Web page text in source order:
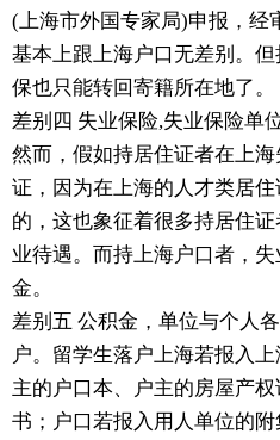
(上海市外国专家局)申报，经
基本上跟上海户口无差别。
保也只能转回寄籍所在地了。
差别四 失业保险,失业保险单
然而，假如持居住证者在上
证，因为在上海的人才类居
的，这也象征着很多持居住
业待遇。而持上海户口者，
金。
差别五 公积金，单位与个人
户。留学生落户上海若报入
主的户口本、户主的房屋产
书；户口若报入用人单位的